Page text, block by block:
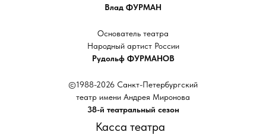
Влад ФУРМАН
©1988-2026 Санкт-Петербургский
театр имени Андрея Миронова
38-й театральный сезон
Основатель театра
Народный артист России
Рудольф ФУРМАНОВ
Касса театра